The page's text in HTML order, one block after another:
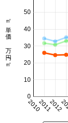
201020112012
0
10
20
30
40
50
㎡単価 万円/㎡